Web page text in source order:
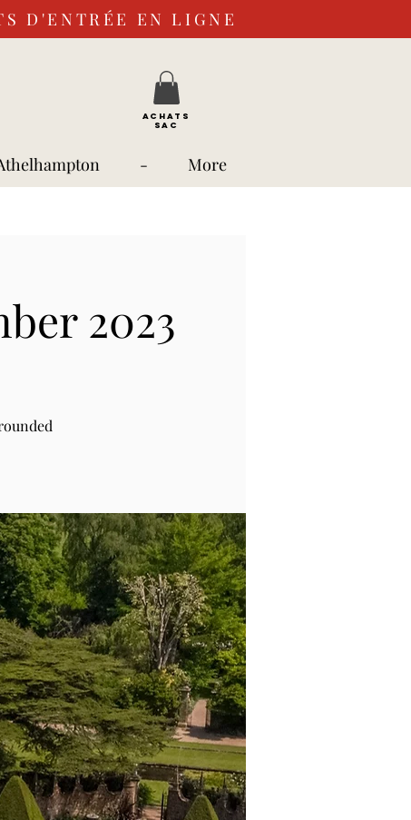
D'ENTRÉE EN LIGNE
ACHATS
SAC
- More
2023